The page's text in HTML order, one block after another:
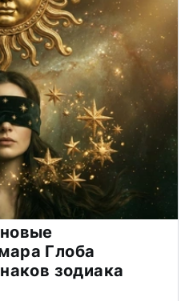
Глоба
зодиака